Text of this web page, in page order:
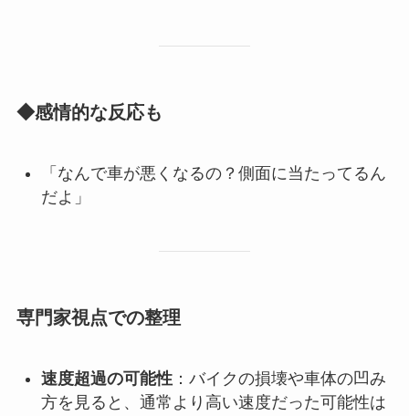
◆感情的な反応も
「なんで車が悪くなるの？側面に当たってるん
だよ」
専門家視点での整理
速度超過の可能性：バイクの損壊や車体の凹み
方を見ると、通常より高い速度だった可能性は